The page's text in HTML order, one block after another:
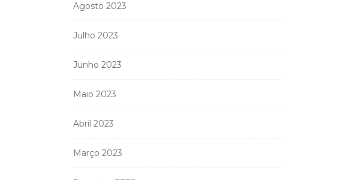
Agosto 2023
Julho 2023
Junho 2023
Maio 2023
Abril 2023
Março 2023